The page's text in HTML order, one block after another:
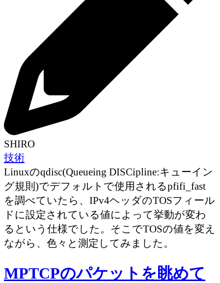
SHIRO
技術
Linuxのqdisc(Queueing DISCipline:キューイン
グ規則)でデフォルトで使用されるpfifi_fast
を調べていたら、IPv4ヘッダのTOSフィール
ドに設定されている値によって挙動が変わ
るという仕様でした。そこでTOSの値を変え
ながら、色々と測定してみました。
MPTCPのパケットを眺めて